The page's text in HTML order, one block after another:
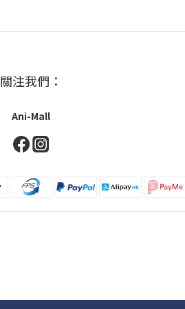
關注我們：
Ani-Mall